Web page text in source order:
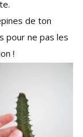
de ton
pour ne pas les
!